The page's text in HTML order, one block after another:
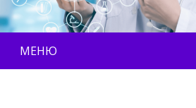
МЕНЮ